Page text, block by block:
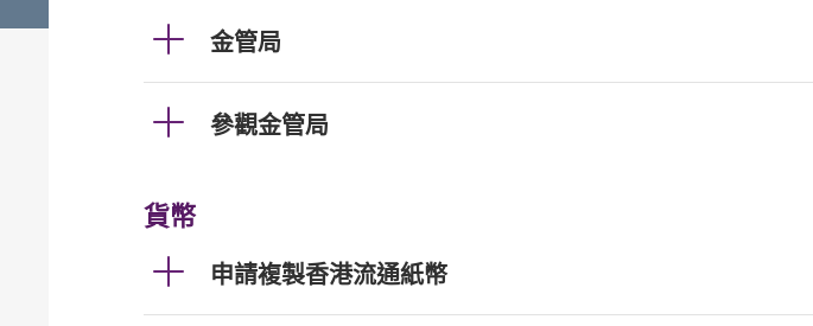
金管局
參觀金管局
貨幣
申請複製香港流通紙幣